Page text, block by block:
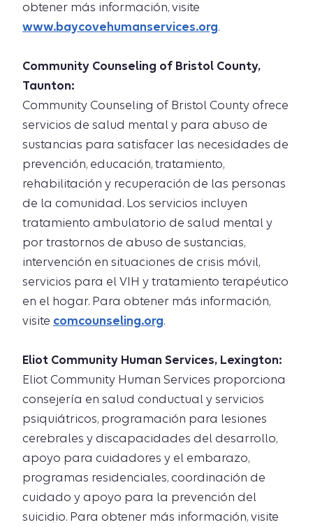
obtener más información, visite
www.baycovehumanservices.org.
Community Counseling of Bristol County,
Taunton:
Community Counseling of Bristol County ofrece
servicios de salud mental y para abuso de
sustancias para satisfacer las necesidades de
prevención, educación, tratamiento,
rehabilitación y recuperación de las personas
de la comunidad. Los servicios incluyen
tratamiento ambulatorio de salud mental y
por trastornos de abuso de sustancias,
intervención en situaciones de crisis móvil,
servicios para el VIH y tratamiento terapéutico
en el hogar. Para obtener más información,
visite comcounseling.org.
Eliot Community Human Services, Lexington:
Eliot Community Human Services proporciona
consejería en salud conductual y servicios
psiquiátricos, programación para lesiones
cerebrales y discapacidades del desarrollo,
apoyo para cuidadores y el embarazo,
programas residenciales, coordinación de
cuidado y apoyo para la prevención del
suicidio. Para obtener más información, visite